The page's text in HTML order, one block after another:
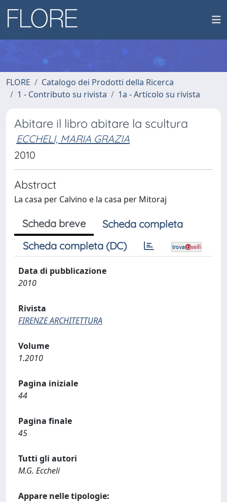
FLORE
Catalogo dei Prodotti della Ricerca
1 - Contributo su rivista
1a - Articolo su rivista
Abitare il libro abitare la scultura
ECCHELI, MARIA GRAZIA
2010
Abstract
La casa per Calvino e la casa per Mitoraj
Scheda breve
Scheda completa
Scheda completa (DC)
Data di pubblicazione
2010
Rivista
FIRENZE ARCHITETTURA
Volume
1.2010
Pagina iniziale
44
Pagina finale
45
Tutti gli autori
M.G. Eccheli
Appare nelle tipologie: